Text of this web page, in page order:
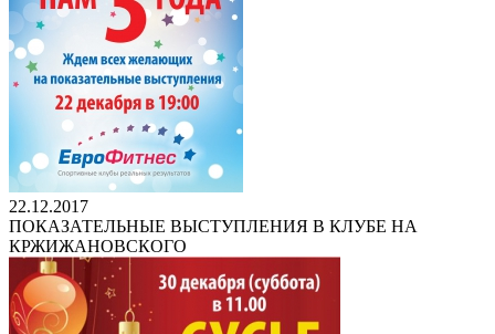
22.12.2017
ПОКАЗАТЕЛЬНЫЕ ВЫСТУПЛЕНИЯ В КЛУБЕ НА
КРЖИЖАНОВСКОГО